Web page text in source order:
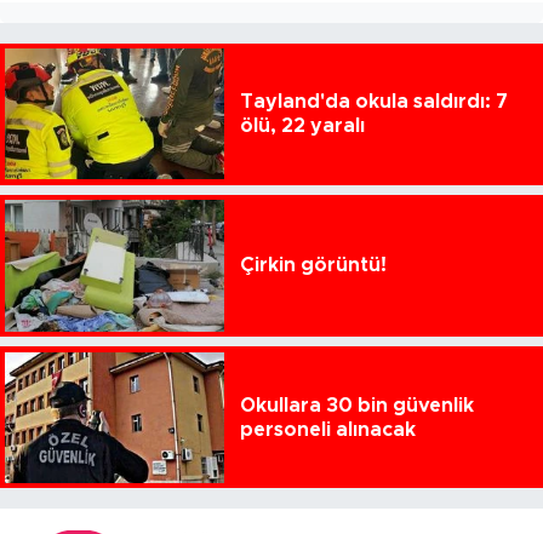
Tayland'da okula saldırdı: 7
ölü, 22 yaralı
Çirkin görüntü!
Okullara 30 bin güvenlik
personeli alınacak